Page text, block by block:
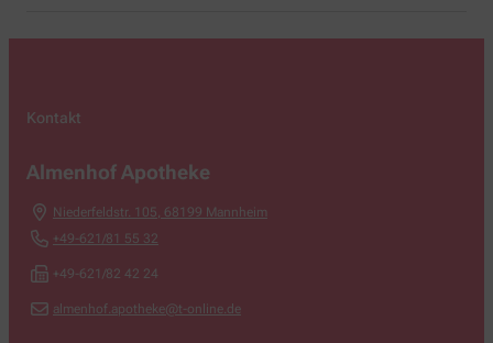
Kontakt
Almenhof Apotheke
Niederfeldstr. 105, 68199 Mannheim
+49-621/81 55 32
+49-621/82 42 24
almenhof.apotheke@t-online.de